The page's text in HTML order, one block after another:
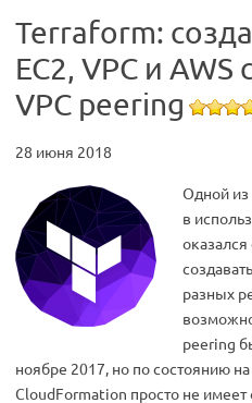
Terraform:
EC2, VPC и
VPC peering
28 июня 2018
Одной из
в
оказался
разных
peering
ноябре 2017, но по состоянию
CloudFormation просто не имеет